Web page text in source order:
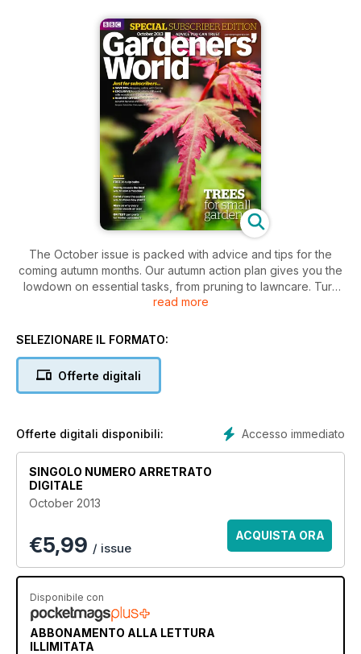
The October issue is packed with advice and tips for the
coming autumn months. Our autumn action plan gives you the
lowdown on essential tasks, from pruning to lawncare. Turn
your garden, however small, into a habitat for wildlife with
plant stocks with Carol, and learn all about acers with Alan.
read more
SELEZIONARE IL FORMATO:
Offerte digitali
Accesso immediato
Offerte digitali disponibili:
SINGOLO NUMERO ARRETRATO
DIGITALE
October 2013
€5,99 / issue
ACQUISTA ORA
Disponibile con
ABBONAMENTO ALLA LETTURA
ILLIMITATA